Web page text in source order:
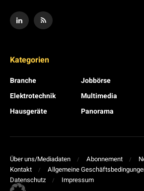
Kategorien
Branche
Elektrotechnik
Hausgeräte
Jobbörse
Multimedia
Panorama
Über uns/Mediadaten Abonnement
Kontakt
Allgemeine
Datenschutz
Impressum